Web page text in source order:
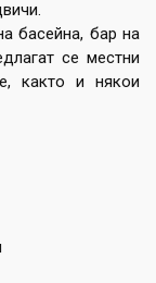
басейна, бар на
се местни
както и някои